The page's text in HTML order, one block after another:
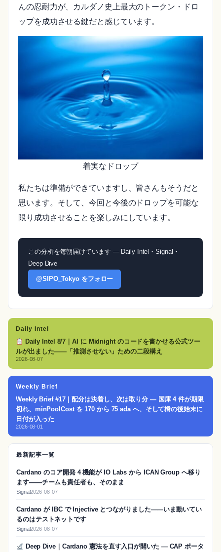
んの忍耐力が、カルダノ史上最大のトークン・ドロ
ップを成功させる鍵だと感じています。
着実なドロップ
私たちは準備ができていますし、皆さんもそうだと
思います。そして、今回と今後のドロップを可能な
限り成功させることを楽しみにしています。
この分析を毎朝届けています — Daily Intel・Signal・
Deep Dive
@SIPO_Tokyo をフォロー
Daily Intel
Daily Intel 8/7｜AI に Midnight のコードを書かせる公式ツー
ルが出ました——「推測させない」ための二段構え
2026-08-07
Weekly Brief
Weekly Brief #17｜配分は決着し、次は取り分 — 国庫 4 件が期限
切れ、minPoolCost を 170 から 75 ada へ、そして橋の後始末に
日付が入った
2026-08-01
最新記事一覧
Cardano のコア開発 4 機能が IO Labs から ICAN Group へ移り
ます——チームも責任者も、そのまま
Signal2026-08-07
Cardano が IBC で Injective とつながりました——いま動いてい
るのはテストネットです
Signal2026-08-07
Deep Dive｜Cardano 憲法を直す入口が開いた — CAP ポータ